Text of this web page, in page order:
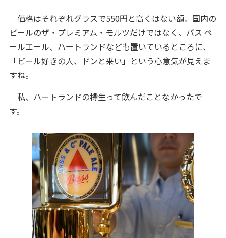
価格はそれぞれグラスで550円と高くはない額。国内の
ビールのザ・プレミアム・モルツだけではなく、バス ペ
ールエール、ハートランドなども置いているところに、
「ビール好きの人、ドンと来い」という心意気が見えま
すね。
私、ハートランドの樽生って飲んだことなかったで
す。